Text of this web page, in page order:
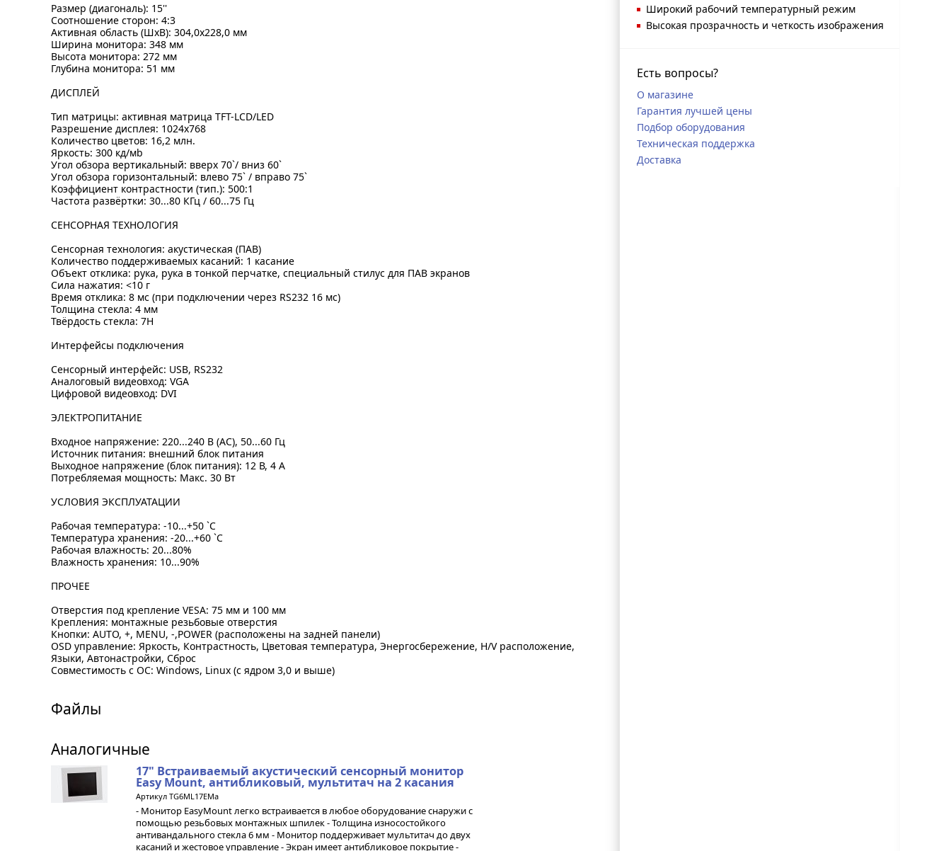
Размер (диагональ): 15''
Соотношение сторон: 4:3
Активная область (ШxВ): 304,0x228,0 мм
Ширина монитора: 348 мм
Высота монитора: 272 мм
Глубина монитора: 51 мм
ДИСПЛЕЙ
Тип матрицы: активная матрица TFT-LCD/LED
Разрешение дисплея: 1024x768
Количество цветов: 16,2 млн.
Яркость: 300 кд/мb
Угол обзора вертикальный: вверх 70`/ вниз 60`
Угол обзора горизонтальный: влево 75` / вправо 75`
Коэффициент контрастности (тип.): 500:1
Частота развёртки: 30...80 КГц / 60...75 Гц
СЕНСОРНАЯ ТЕХНОЛОГИЯ
Сенсорная технология: акустическая (ПАВ)
Количество поддерживаемых касаний: 1 касание
Объект отклика: рука, рука в тонкой перчатке, специальный стилус для ПАВ экранов
Сила нажатия: <10 г
Время отклика: 8 мс (при подключении через RS232 16 мс)
Толщина стекла: 4 мм
Твёрдость стекла: 7H
Интерфейсы подключения
Сенсорный интерфейс: USB, RS232
Аналоговый видеовход: VGA
Цифровой видеовход: DVI
ЭЛЕКТРОПИТАНИЕ
Входное напряжение: 220...240 В (AC), 50...60 Гц
Источник питания: внешний блок питания
Выходное напряжение (блок питания): 12 В, 4 А
Потребляемая мощность: Макс. 30 Вт
УСЛОВИЯ ЭКСПЛУАТАЦИИ
Рабочая температура: -10...+50 `C
Температура хранения: -20...+60 `C
Рабочая влажность: 20...80%
Влажность хранения: 10...90%
ПРОЧЕЕ
Отверстия под крепление VESA: 75 мм и 100 мм
Крепления: монтажные резьбовые отверстия
Кнопки: AUTO, +, MENU, -,POWER (расположены на задней панели)
OSD управление: Яркость, Контрастность, Цветовая температура, Энергосбережение, H/V расположение,
Языки, Автонастройки, Сброс
Совместимость с ОС: Windows, Linux (с ядром 3,0 и выше)
Файлы
Аналогичные
17" Встраиваемый акустический сенсорный монитор
Easy Mount, антибликовый, мультитач на 2 касания
Артикул TG6ML17EMa
- Монитор EasyMount легко встраивается в любое оборудование снаружи с
помощью резьбовых монтажных шпилек - Толщина износостойкого
антивандального стекла 6 мм - Монитор поддерживает мультитач до двух
касаний и жестовое управление - Экран имеет антибликовое покрытие -
Широкий рабочий температурный режим
Высокая прозрачность и четкость изображения
Есть вопросы?
О магазине
Гарантия лучшей цены
Подбор оборудования
Техническая поддержка
Доставка